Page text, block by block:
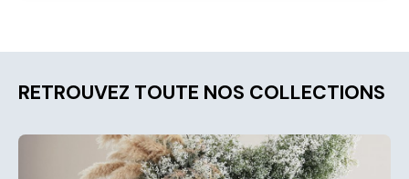
RETROUVEZ TOUTE NOS COLLECTIONS